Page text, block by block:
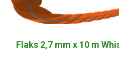
Flaks 2,7 mm x 10 m